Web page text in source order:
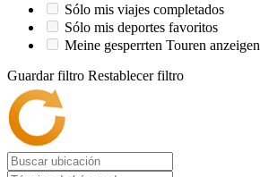
Sólo mis viajes completados
Sólo mis deportes favoritos
Meine gesperrten Touren anzeigen
Guardar filtro Restablecer filtro